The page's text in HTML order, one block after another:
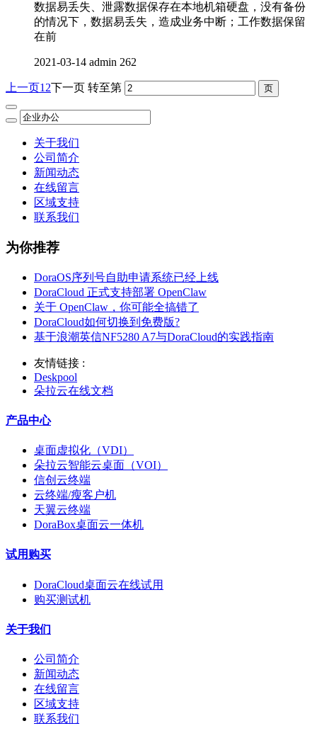
数据易丢失、泄露数据保存在本地机箱硬盘，没有备份
的情况下，数据易丢失，造成业务中断；工作数据保留
在前
2021-03-14 admin 262
上一页1 2下一页 转至第
关于我们
公司简介
新闻动态
在线留言
区域支持
联系我们
为你推荐
DoraOS序列号自助申请系统已经上线
DoraCloud 正式支持部署 OpenClaw
关于 OpenClaw，你可能全搞错了
DoraCloud如何切换到免费版?
基于浪潮英信NF5280 A7与DoraCloud的实践指南
友情链接 :
Deskpool
朵拉云在线文档
产品中心
桌面虚拟化（VDI）
朵拉云智能云桌面（VOI）
信创云终端
云终端/瘦客户机
天翼云终端
DoraBox桌面云一体机
试用购买
DoraCloud桌面云在线试用
购买测试机
关于我们
公司简介
新闻动态
在线留言
区域支持
联系我们